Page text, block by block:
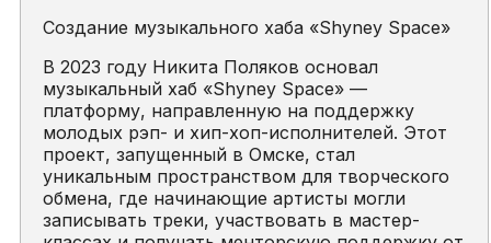
Создание музыкального хаба «Shyney Space»
В 2023 году Никита Поляков основал
музыкальный хаб «Shyney Space» —
платформу, направленную на поддержку
молодых рэп- и хип-хоп-исполнителей. Этот
проект, запущенный в Омске, стал
уникальным пространством для творческого
обмена, где начинающие артисты могли
записывать треки, участвовать в мастер-